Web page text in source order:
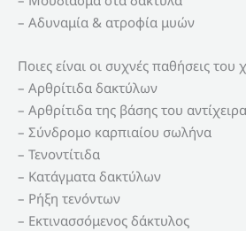
– Αδυναμία & ατροφία μυών
Ποιες είναι οι συχνές παθήσεις του
– Αρθρίτιδα δακτύλων
– Αρθρίτιδα της βάσης του αντίχειρα
– Σύνδρομο καρπιαίου σωλήνα
– Τενοντίτιδα
– Κατάγματα δακτύλων
– Ρήξη τενόντων
– Εκτινασσόμενος δάκτυλος